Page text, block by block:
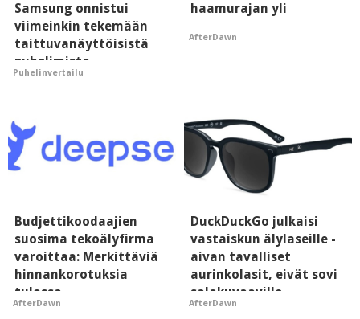
Samsung onnistui
viimeinkin tekemään
taittuvanäyttöisistä
puhelimista
supersuosittuja
Puhelinvertailu
haamurajan yli
AfterDawn
Budjettikoodaajien
suosima tekoälyfirma
varoittaa: Merkittäviä
hinnankorotuksia
tulossa
AfterDawn
DuckDuckGo julkaisi
vastaiskun älylaseille -
aivan tavalliset
aurinkolasit, eivät sovi
salakuvaaville
hyypiöille
AfterDawn